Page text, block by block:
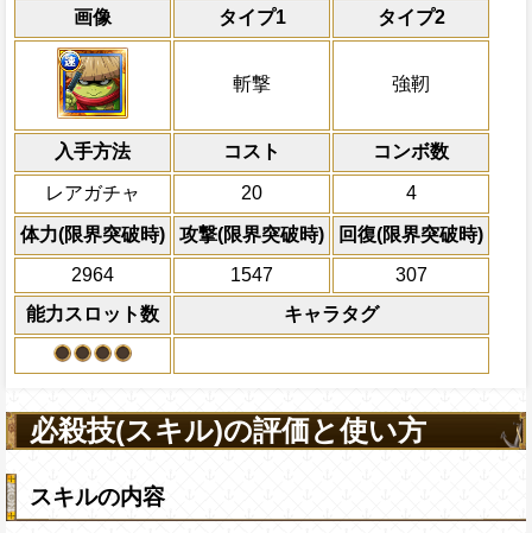
画像 タイプ1 タイプ2
斬撃 強靭
入手方法 コスト コンボ数
レアガチャ 20 4
体力(限界突破時) 攻撃(限界突破時)
回復(限界突破時)
2964
1547
307
能力スロット数
キャラタグ
通常 12→12ターン
限界突破
通常時
一味にかかっている痺れ・封じ状態を4
を1.75倍にし、一味に技属性が4体以上い
性の通常攻撃による属性相性の影響を
上限突破
共闘性能
船長効果
冒険開始時の必殺タ
にし、他の属性キャ
必殺技
ターン数：8
敵1体のHPを25%減
体力の上限を無視し
×30倍の全プレイヤー
(最大体力の2倍上限
えている時、体力満
になる)、全プレイヤ
果無効を2ターン回復
げる
効果
冒険中1回限り、サポート対象キャラが
速属性
速属性
力
習得する効果
一味の基礎体力が+50される
のダメージを上乗せする
力属性から受けるダメージを5%減ら
自分の攻撃がPERFECTならば70%
終ヒット時のダメージ7%上乗せされ
斬撃タイプキャラの体力を1.5倍にする
必殺技(スキル)の評価と使い方
スキルの内容